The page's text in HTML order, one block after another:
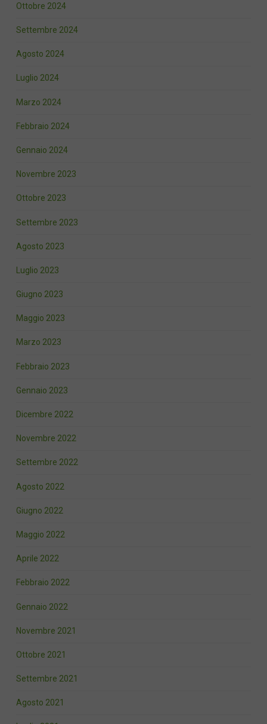
Ottobre 2024
Settembre 2024
Agosto 2024
Luglio 2024
Marzo 2024
Febbraio 2024
Gennaio 2024
Novembre 2023
Ottobre 2023
Settembre 2023
Agosto 2023
Luglio 2023
Giugno 2023
Maggio 2023
Marzo 2023
Febbraio 2023
Gennaio 2023
Dicembre 2022
Novembre 2022
Settembre 2022
Agosto 2022
Giugno 2022
Maggio 2022
Aprile 2022
Febbraio 2022
Gennaio 2022
Novembre 2021
Ottobre 2021
Settembre 2021
Agosto 2021